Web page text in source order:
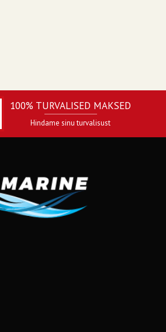
100% TURVALISED MAKSED
Hindame sinu turvalisust